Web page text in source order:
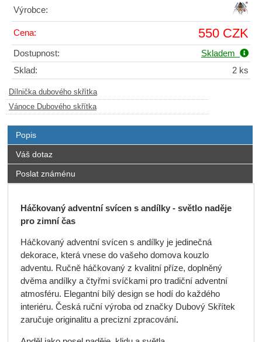
Výrobce:
Cena: 550 CZK
Dostupnost:
Skladem
Sklad:
2 ks
Dílnička dubového skřítka
Vánoce Dubového skřítka
Popis
Váš dotaz
Poslat známénu
Háčkovaný adventní svícen s andílky - světlo naděje
pro zimní čas
Háčkovaný adventní svícen s andílky je jedinečná
dekorace, která vnese do vašeho domova kouzlo
adventu. Ručně háčkovaný z kvalitní příze, doplněný
dvěma andílky a čtyřmi svíčkami pro tradiční adventní
atmosféru. Elegantní bílý design se hodí do každého
interiéru. Česká ruční výroba od značky Dubový Skřítek
zaručuje originalitu a precizní zpracování.